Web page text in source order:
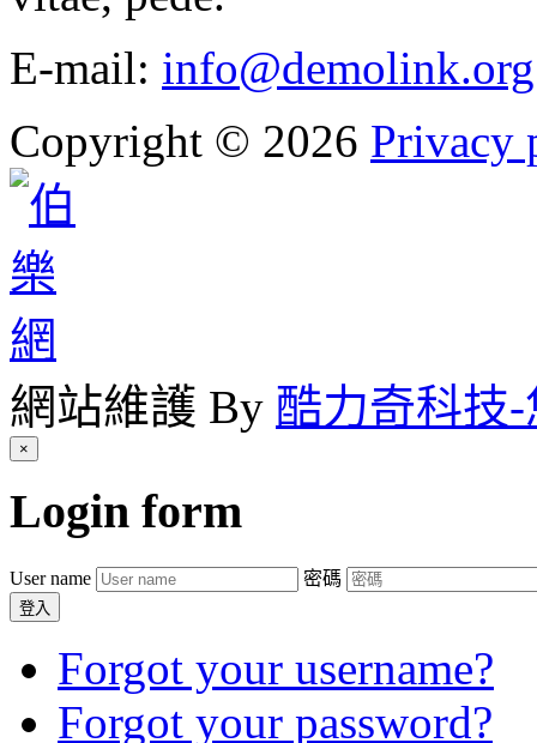
E-mail: info@demolink.org
Copyright © 2026 Privacy
網站維護 By 酷力奇科技
×
Login form
User name 密碼
登入
Forgot your username?
Forgot your password?